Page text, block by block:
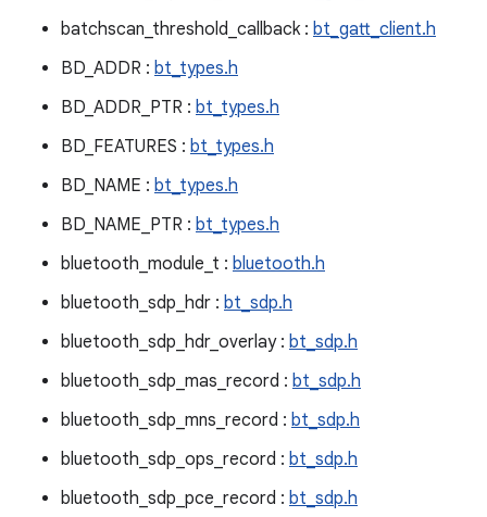
batchscan_threshold_callback : bt_gatt_client.h
BD_ADDR : bt_types.h
BD_ADDR_PTR : bt_types.h
BD_FEATURES : bt_types.h
BD_NAME : bt_types.h
BD_NAME_PTR : bt_types.h
bluetooth_module_t : bluetooth.h
bluetooth_sdp_hdr : bt_sdp.h
bluetooth_sdp_hdr_overlay : bt_sdp.h
bluetooth_sdp_mas_record : bt_sdp.h
bluetooth_sdp_mns_record : bt_sdp.h
bluetooth_sdp_ops_record : bt_sdp.h
bluetooth_sdp_pce_record : bt_sdp.h